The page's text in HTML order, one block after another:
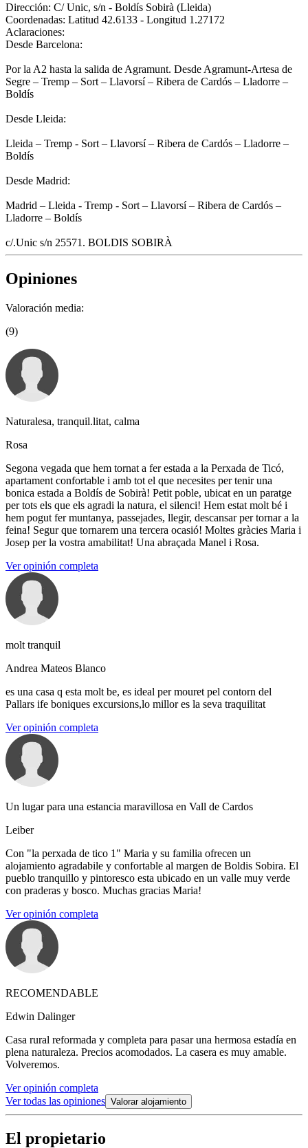
Dirección: C/ Unic, s/n - Boldís Sobirà (Lleida)
Coordenadas: Latitud 42.6133 - Longitud 1.27172
Aclaraciones:
Desde Barcelona:
Por la A2 hasta la salida de Agramunt. Desde Agramunt-Artesa de
Segre – Tremp – Sort – Llavorsí – Ribera de Cardós – Lladorre –
Boldís
Desde Lleida:
Lleida – Tremp - Sort – Llavorsí – Ribera de Cardós – Lladorre –
Boldís
Desde Madrid:
Madrid – Lleida - Tremp - Sort – Llavorsí – Ribera de Cardós –
Lladorre – Boldís
c/.Unic s/n 25571. BOLDIS SOBIRÀ
Opiniones
Valoración media:
(9)
Naturalesa, tranquil.litat, calma
Rosa
Segona vegada que hem tornat a fer estada a la Perxada de Ticó,
apartament confortable i amb tot el que necesites per tenir una
bonica estada a Boldís de Sobirà! Petit poble, ubicat en un paratge
per tots els que els agradi la natura, el silenci! Hem estat molt bé i
hem pogut fer muntanya, passejades, llegir, descansar per tornar a la
feina! Segur que tornarem una tercera ocasió! Moltes gràcies Maria i
Josep per la vostra amabilitat! Una abraçada Manel i Rosa.
Ver opinión completa
molt tranquil
Andrea Mateos Blanco
es una casa q esta molt be, es ideal per mouret pel contorn del
Pallars ife boniques excursions,lo millor es la seva traquilitat
Ver opinión completa
Un lugar para una estancia maravillosa en Vall de Cardos
Leiber
Con "la perxada de tico 1" Maria y su familia ofrecen un
alojamiento agradabile y confortable al margen de Boldis Sobira. El
pueblo tranquillo y pintoresco esta ubicado en un valle muy verde
con praderas y bosco. Muchas gracias Maria!
Ver opinión completa
RECOMENDABLE
Edwin Dalinger
Casa rural reformada y completa para pasar una hermosa estadía en
plena naturaleza. Precios acomodados. La casera es muy amable.
Volveremos.
Ver opinión completa
Ver todas las opiniones Valorar alojamiento
El propietario